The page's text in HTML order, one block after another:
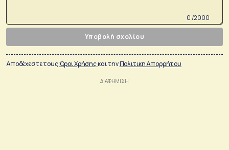
0 /2000
Υποβολή σχολίου
Αποδέχεστε τουςΌροι Χρήσηςκαι τηνΠολιτικη Απορρήτου